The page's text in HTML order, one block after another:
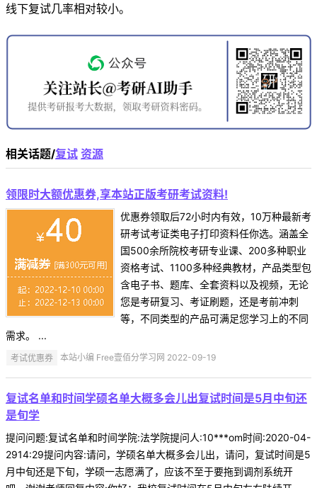
线下复试几率相对较小。
相关话题/复试 资源
领限时大额优惠券,享本站正版考研考试资料!
优惠券领取后72小时内有效，10万种最新考
研考试考证类电子打印资料任你选。涵盖全
国500余所院校考研专业课、200多种职业
资格考试、1100多种经典教材，产品类型包
含电子书、题库、全套资料以及视频，无论
您是考研复习、考证刷题，还是考前冲刺
等，不同类型的产品可满足您学习上的不同
需求。 ...
考试优惠券 本站小编 Free壹佰分学习网 2022-09-19
复试名单和时间学硕名单大概多会儿出复试时间是5月中旬还
是旬学
提问问题:复试名单和时间学院:法学院提问人:10***om时间:2020-04-
2914:29提问内容:请问，学硕名单大概多会儿出，请问，复试时间是5
月中旬还是下旬，学硕一志愿满了，应该不至于要拖到调剂系统开